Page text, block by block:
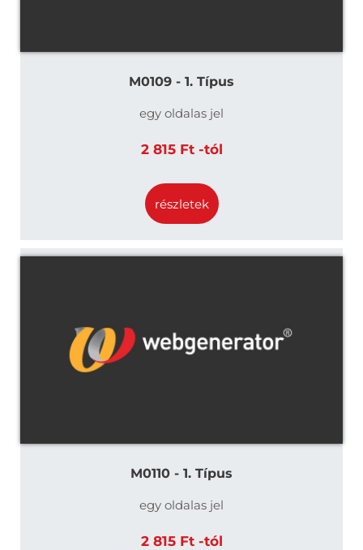
M0109 - 1. Típus
egy oldalas jel
2 815 Ft -tól
részletek
M0110 - 1. Típus
egy oldalas jel
2 815 Ft -tól